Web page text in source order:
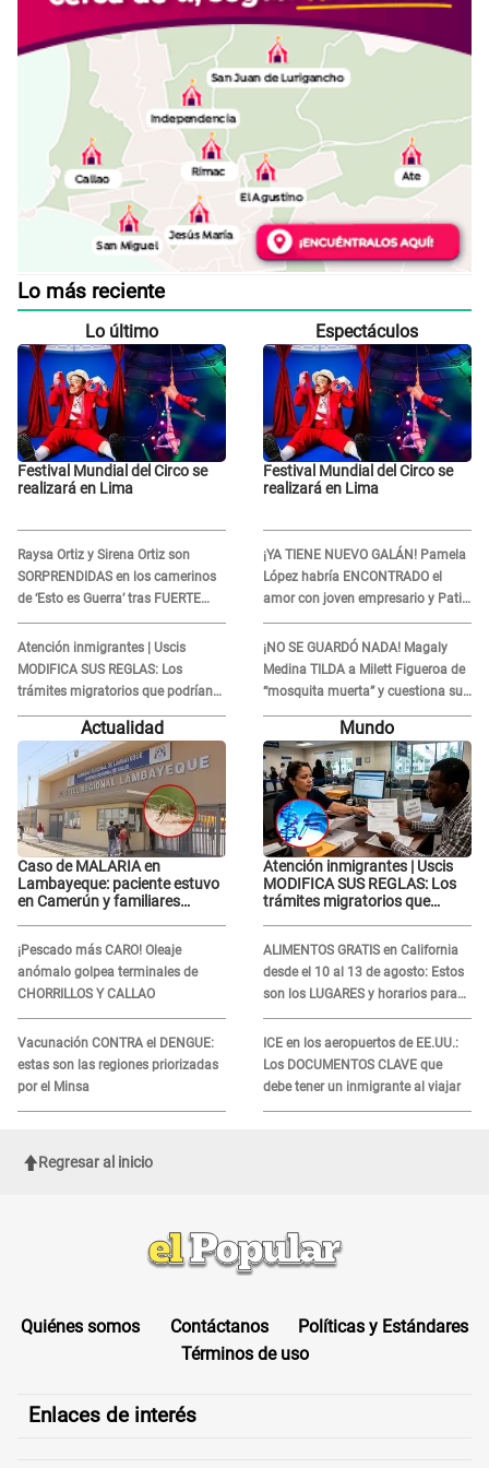
Lo más reciente
Lo último
Festival Mundial del Circo se
realizará en Lima
Raysa Ortiz y Sirena Ortiz son
SORPRENDIDAS en los camerinos
de ‘Esto es Guerra’ tras FUERTE
ENFRENTAMIENTO con Gabriel
Moisés: “Gracias”
Atención inmigrantes | Uscis
MODIFICA SUS REGLAS: Los
trámites migratorios que podrían
necesitar tu prueba de ADN
Espectáculos
Festival Mundial del Circo se
realizará en Lima
¡YA TIENE NUEVO GALÁN! Pamela
López habría ENCONTRADO el
amor con joven empresario y Pati
Lorena la ECHA en VIVO
¡NO SE GUARDÓ NADA! Magaly
Medina TILDA a Milett Figueroa de
“mosquita muerta” y cuestiona su
RECONCILIACIÓN con Marcelo
Tinelli en TV argentina
Actualidad
Caso de MALARIA en
Lambayeque: paciente estuvo
en Camerún y familiares
¡Pescado más CARO! Oleaje
anómalo golpea terminales de
CHORRILLOS Y CALLAO
Vacunación CONTRA el DENGUE:
estas son las regiones priorizadas
por el Minsa
Mundo
Atención inmigrantes | Uscis
MODIFICA SUS REGLAS: Los
trámites migratorios que
ALIMENTOS GRATIS en California
desde el 10 al 13 de agosto: Estos
son los LUGARES y horarios para
recibir la ayuda
ICE en los aeropuertos de EE.UU.:
Los DOCUMENTOS CLAVE que
debe tener un inmigrante al viajar
Regresar al inicio
Quiénes somos Contáctanos
Políticas y Estándares
Términos de uso
Enlaces de interés